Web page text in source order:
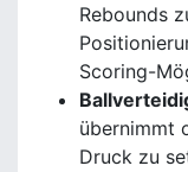
Rebounds
Scoring-
übernimmt
Druck zu